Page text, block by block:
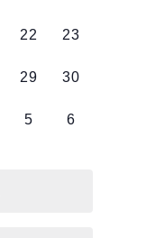
0
22
0
23
0
29
0
30
0
5
0
6